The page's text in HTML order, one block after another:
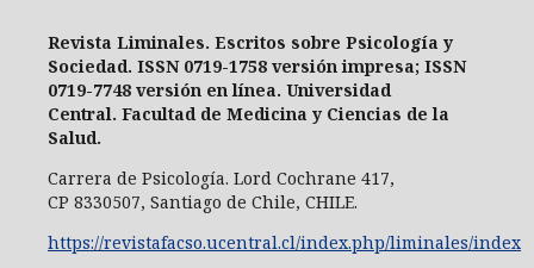
Revista Liminales. Escritos sobre Psicología y
Sociedad. ISSN 0719-1758 versión impresa; ISSN
0719-7748 versión en línea. Universidad
Central. Facultad de Medicina y Ciencias de la
Salud.
Carrera de Psicología. Lord Cochrane 417,
CP 8330507, Santiago de Chile, CHILE.
https://revistafacso.ucentral.cl/index.php/liminales/index